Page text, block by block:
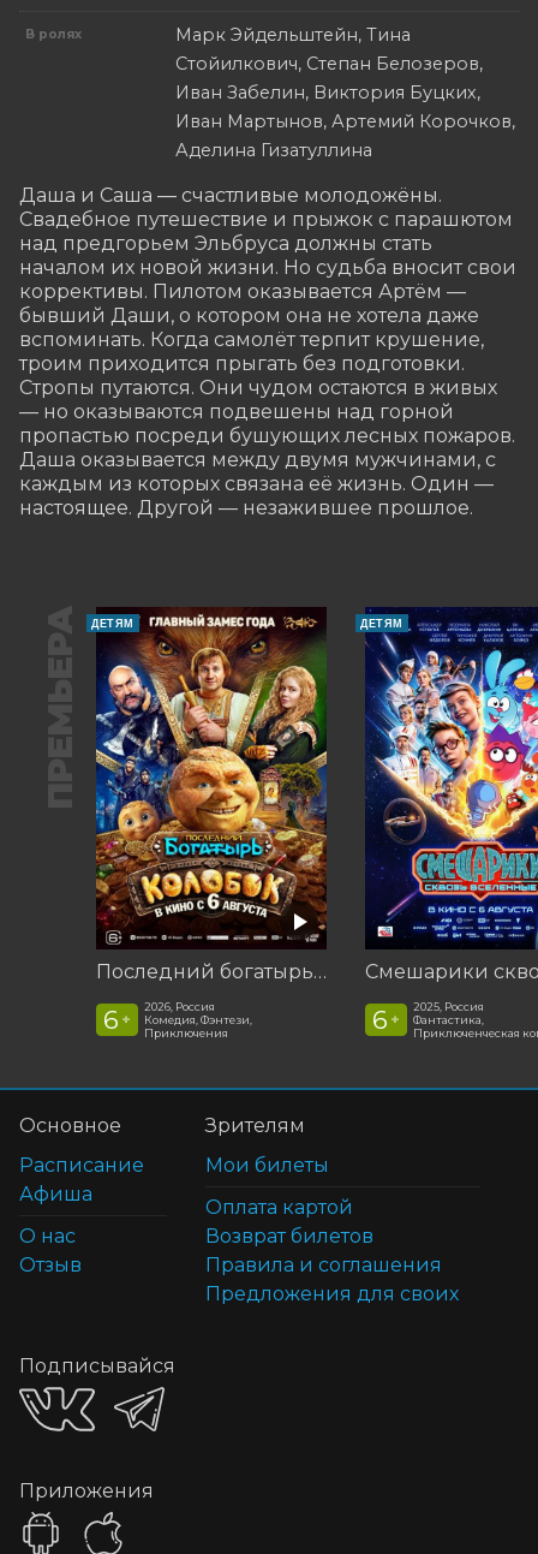
В ролях
Марк Эйдельштейн, Тина
Стойилкович, Степан Белозеров,
Иван Забелин, Виктория Буцких,
Иван Мартынов, Артемий Корочков,
Аделина Гизатуллина
Даша и Саша — счастливые молодожёны.
Свадебное путешествие и прыжок с парашютом
над предгорьем Эльбруса должны стать
началом их новой жизни. Но судьба вносит свои
коррективы. Пилотом оказывается Артём —
бывший Даши, о котором она не хотела даже
вспоминать. Когда самолёт терпит крушение,
троим приходится прыгать без подготовки.
Стропы путаются. Они чудом остаются в живых
— но оказываются подвешены над горной
пропастью посреди бушующих лесных пожаров.
Даша оказывается между двумя мужчинами, с
каждым из которых связана её жизнь. Один —
настоящее. Другой — незажившее прошлое.
ПРЕМЬЕРА ДЕТЯМ
Последний богатырь. Колобок
6 +
2026, Россия
Комедия, Фэнтези,
Приключения
ДЕТЯМ
6 +
2025, Россия
Фантастика,
Приключенческая
Основное
Расписание
Афиша
О нас
Отзыв
Зрителям
Мои билеты
Оплата картой
Возврат билетов
Правила и соглашения
Предложения для своих
Подписывайся
Приложения